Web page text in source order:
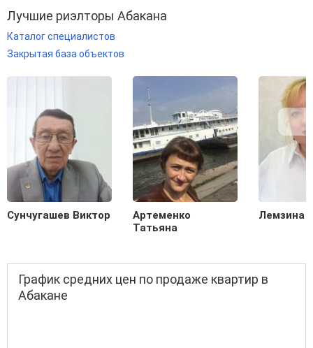
Лучшие риэлторы Абакана
Каталог специалистов
Закрытая база объектов
Сунчугашев Виктор
Артеменко
Татьяна
Лемзина
График средних цен по продаже квартир в
Абакане